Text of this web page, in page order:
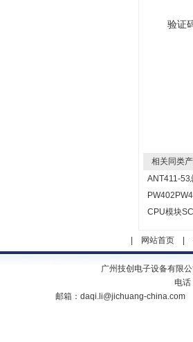
验证
相关同类产
ANT411-53
CPU模块
网站首页|
广州技创电子设备有限
电
邮箱： daqi.li@jichuang-china.com